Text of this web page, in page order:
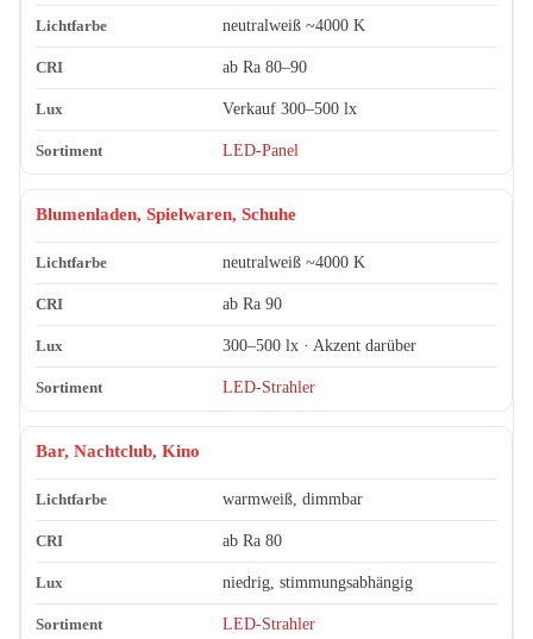
neutralweiß ~4000 K
ab Ra 80–90
Verkauf 300–500 lx
LED-Panel
Blumenladen, Spielwaren, Schuhe
neutralweiß ~4000 K
ab Ra 90
300–500 lx · Akzent darüber
LED-Strahler
Bar, Nachtclub, Kino
warmweiß, dimmbar
ab Ra 80
niedrig, stimmungsabhängig
LED-Strahler